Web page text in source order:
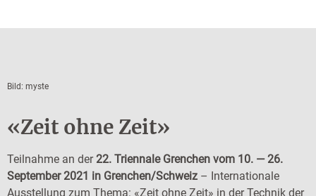
Bild: myste
«Zeit ohne Zeit»
Teilnahme an der22. Triennale Grenchen vom 10. — 26.
September 2021 in Grenchen/Schweiz – Internationale
Ausstellung zum Thema: «Zeit ohne Zeit» in der Technik der